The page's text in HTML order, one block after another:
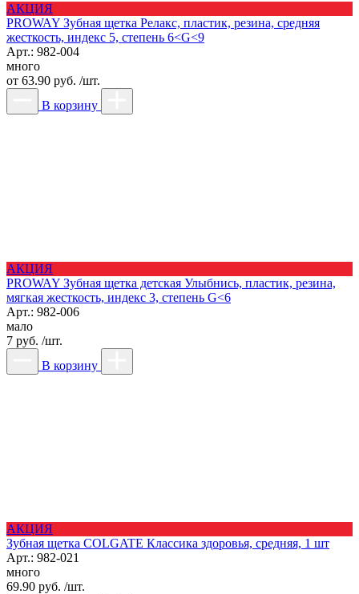
АКЦИЯ
PROWAY Зубная щетка Релакс, пластик, резина, средняя
жесткость, индекс 5, степень 6<G<9
Арт.: 982-004
много
от 63.90 руб. /шт.
В корзину
АКЦИЯ
PROWAY Зубная щетка детская Улыбнись, пластик, резина,
мягкая жесткость, индекс 3, степень G<6
Арт.: 982-006
мало
7 руб. /шт.
В корзину
АКЦИЯ
Зубная щетка COLGATE Классика здоровья, средняя, 1 шт
Арт.: 982-021
много
69.90 руб. /шт.